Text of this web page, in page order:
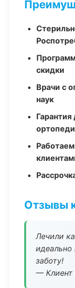
скидки
Врачи с
наук
Отзывы
Лечили
идеально
заботу!
— Клиент